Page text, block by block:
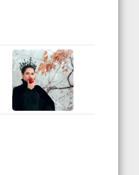
التنقل
بين
التدوينات